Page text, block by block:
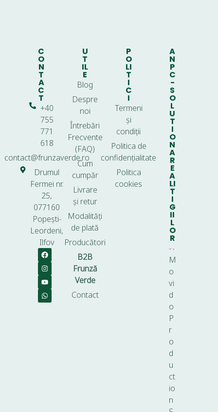
C
O
N
T
A
C
T
+40
755
771
618
contact@frunzaverde.ro
Drumul
Fermei nr.
25,
077160
Popești-
Leordeni,
Ilfov
U
T
IL
E
Blog
Despre
noi
Întrebări
Frecvente
(FAQ)
Cum
cumpăr
Livrare
și retur
Modalități
de plată
Producători
B2B
Frunză
Verde
Contact
P
O
LI
T
I
C
I
Termeni
și
condiții
Politica de
confidențialitate
Politica
cookies
A
N
P
C
-
S
O
L
U
T
I
O
N
A
R
E
A
LI
T
I
G
II
L
O
R
M
o
vi
d
o
P
r
o
d
u
ct
io
n